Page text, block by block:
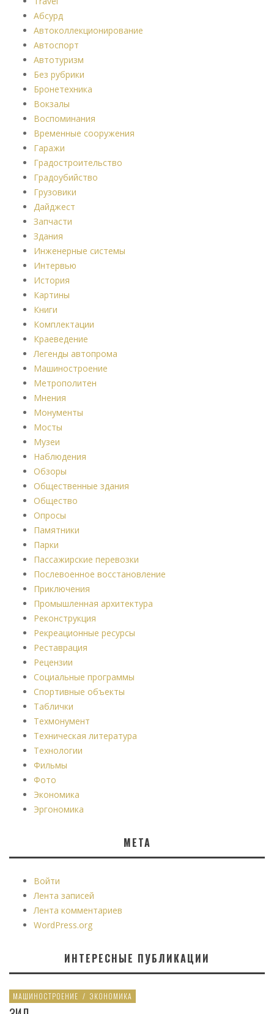
Абсурд
Автоколлекционирование
Автоспорт
Автотуризм
Без рубрики
Бронетехника
Вокзалы
Воспоминания
Временные сооружения
Гаражи
Градостроительство
Градоубийство
Грузовики
Дайджест
Запчасти
Здания
Инженерные системы
Интервью
История
Картины
Книги
Комплектации
Краеведение
Легенды автопрома
Машиностроение
Метрополитен
Мнения
Монументы
Мосты
Музеи
Наблюдения
Обзоры
Общественные здания
Общество
Опросы
Памятники
Парки
Пассажирские перевозки
Послевоенное восстановление
Приключения
Промышленная архитектура
Реконструкция
Рекреационные ресурсы
Реставрация
Рецензии
Социальные программы
Спортивные объекты
Таблички
Техмонумент
Техническая литература
Технологии
Фильмы
Фото
Экономика
Эргономика
МЕТА
Войти
Лента записей
Лента комментариев
WordPress.org
ИНТЕРЕСНЫЕ ПУБЛИКАЦИИ
МАШИНОСТРОЕНИЕ / ЭКОНОМИКА